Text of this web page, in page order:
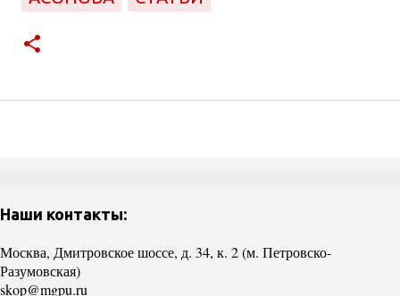
Наши контакты:
Москва, Дмитровское шоссе, д. 34, к. 2 (м. Петровско-
Разумовская)
skop@mgpu.ru